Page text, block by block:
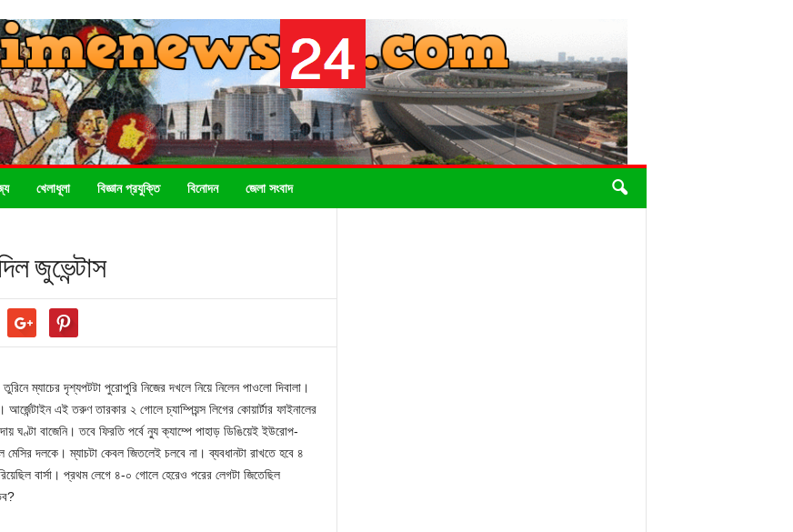
খেলাধূলা বিজ্ঞান প্রযুক্তি বিনোদন জেলা সংবাদ
জুভেন্টাস
তুরিনে ম্যাচের দৃশ্যপটটা পুরোপুরি নিজের দখলে নিয়ে নিলেন পাওলো দিবালা।
আর্জেন্টাইন এই তরুণ তারকার ২ গোলে চ্যাম্পিয়ন্স লিগের কোয়ার্টার ফাইনালের
ঘণ্টা বাজেনি। তবে ফিরতি পর্বে ন্যু ক্যাম্পে পাহাড় ডিঙিয়েই ইউরোপ-
দলকে। ম্যাচটা কেবল জিতলেই চলবে না। ব্যবধানটা রাখতে হবে ৪
বার্সা। প্রথম লেগে ৪-০ গোলে হেরেও পরের লেগটা জিতেছিল